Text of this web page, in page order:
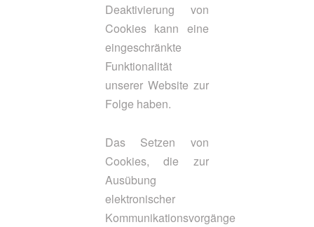
Deaktivierung von
Cookies kann eine
eingeschränkte
Funktionalität
unserer Website zur
Folge haben.
Das Setzen von
Cookies, die zur
Ausübung
elektronischer
Kommunikationsvorgänge